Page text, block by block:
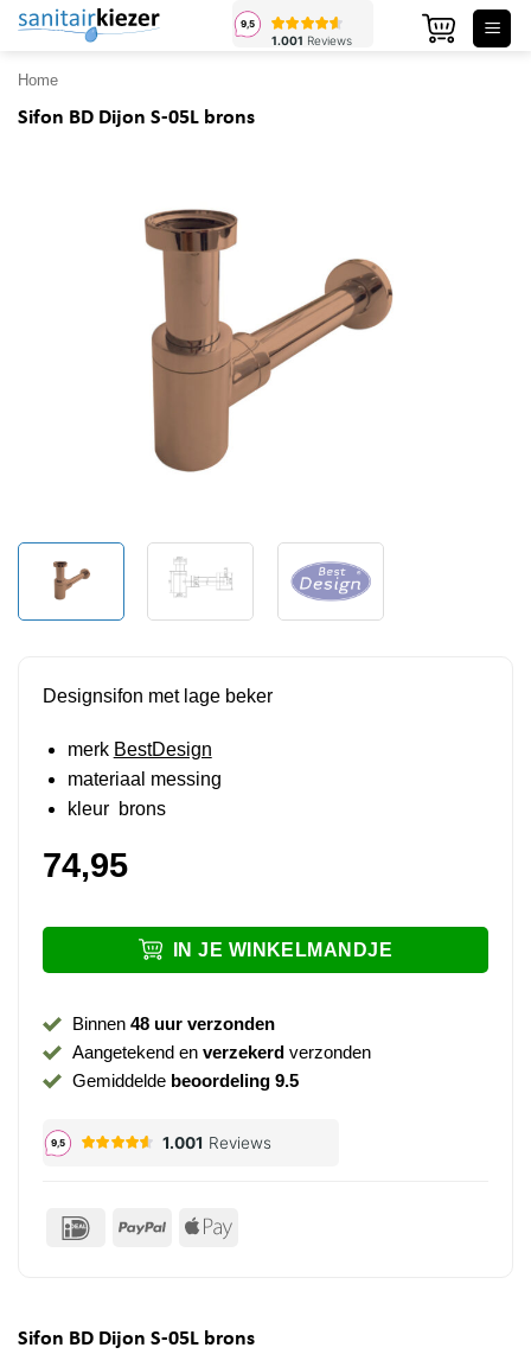
Ga
inhoud
Home
Sifon BD Dijon S-05L brons
Designsifon met lage beker
merk BestDesign
materiaal messing
kleur brons
74,95
IN JE WINKELMANDJE
Binnen 48 uur verzonden
Aangetekend en verzekerdverzonden
Gemiddelde beoordeling 9.5
IDeal PayPal Apple
Sifon BD Dijon S-05L brons